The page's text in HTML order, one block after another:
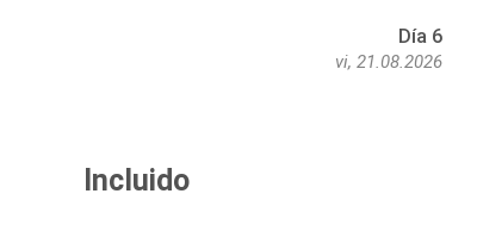
Día 6
vi, 21.08.2026
Incluido